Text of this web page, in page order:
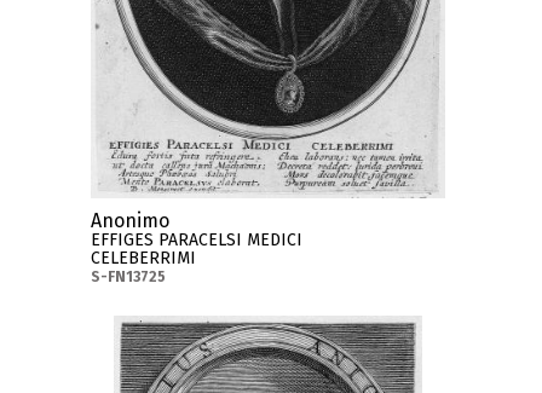
Anonimo
EFFIGES PARACELSI MEDICI
CELEBERRIMI
S-FN13725